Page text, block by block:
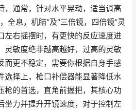
，通常，针对水平晃动，适当调高
全息，机瞄”及“三倍镜，四倍镜”灵
左右摇摆时，有更快的反应速度进
灵敏度绝非越高越好，过高的灵敏
而更不稳定，需要你根据自身手感
选择上，枪口补偿器能显著降低水
枪的首选，直角前握把，其核心功
坐力并提升开镜速度，对于控制左